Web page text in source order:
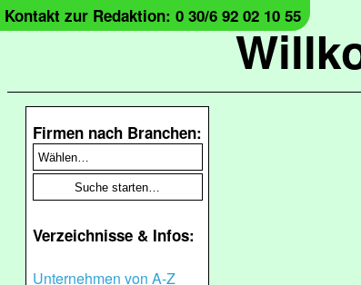
Kontakt zur Redaktion: 0 30/6 92 02 10 55
Firmen nach Branchen:
Verzeichnisse & Infos:
Unternehmen von A-Z